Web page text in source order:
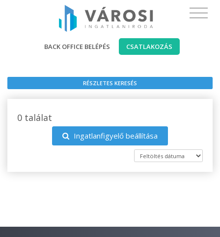
BACK OFFICE BELÉPÉS CSATLAKOZÁS
RÉSZLETES KERESÉS
0 találat
Ingatlanfigyelő beállítása